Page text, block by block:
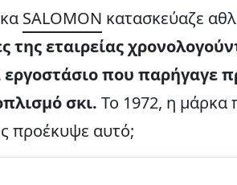
SALOMON κατασκεύαζε
της εταιρείας
που παρήγαγε
σκι. Το 1972, η μάρκα
προέκυψε αυτό;